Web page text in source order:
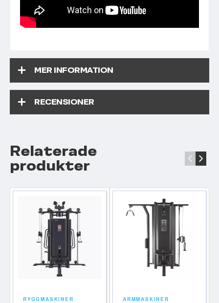
MER INFORMATION
RECENSIONER
Relaterade
produkter ‹ ›
RYGGMASKINER ARMMASKINER